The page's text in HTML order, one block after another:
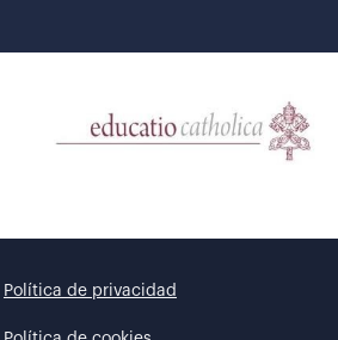
Política de privacidad